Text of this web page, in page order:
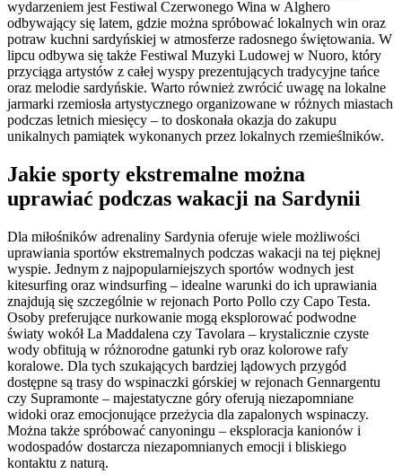
wydarzeniem jest Festiwal Czerwonego Wina w Alghero
odbywający się latem, gdzie można spróbować lokalnych win oraz
potraw kuchni sardyńskiej w atmosferze radosnego świętowania. W
lipcu odbywa się także Festiwal Muzyki Ludowej w Nuoro, który
przyciąga artystów z całej wyspy prezentujących tradycyjne tańce
oraz melodie sardyńskie. Warto również zwrócić uwagę na lokalne
jarmarki rzemiosła artystycznego organizowane w różnych miastach
podczas letnich miesięcy – to doskonała okazja do zakupu
unikalnych pamiątek wykonanych przez lokalnych rzemieślników.
Jakie sporty ekstremalne można
uprawiać podczas wakacji na Sardynii
Dla miłośników adrenaliny Sardynia oferuje wiele możliwości
uprawiania sportów ekstremalnych podczas wakacji na tej pięknej
wyspie. Jednym z najpopularniejszych sportów wodnych jest
kitesurfing oraz windsurfing – idealne warunki do ich uprawiania
znajdują się szczególnie w rejonach Porto Pollo czy Capo Testa.
Osoby preferujące nurkowanie mogą eksplorować podwodne
światy wokół La Maddalena czy Tavolara – krystalicznie czyste
wody obfitują w różnorodne gatunki ryb oraz kolorowe rafy
koralowe. Dla tych szukających bardziej lądowych przygód
dostępne są trasy do wspinaczki górskiej w rejonach Gennargentu
czy Supramonte – majestatyczne góry oferują niezapomniane
widoki oraz emocjonujące przeżycia dla zapalonych wspinaczy.
Można także spróbować canyoningu – eksploracja kanionów i
wodospadów dostarcza niezapomnianych emocji i bliskiego
kontaktu z naturą.